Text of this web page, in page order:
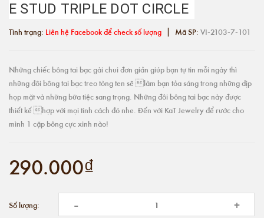
E STUD TRIPLE DOT CIRCLE
Tình trạng: Liên hệ Facebook để check số lượng | Mã SP: VI-2103-7-101
Những chiếc bông tai bạc gài chui đơn giản giúp bạn tự tin mỗi ngày thì
những đôi bông tai bạc treo tòng ten sẽ làm bạn tỏa sáng trong những dịp
họp mặt và những bữa tiệc sang trọng. Những đôi bông tai bạc này được
thiết kế hợp với mọi tính cách đó nhe. Đến với KaT Jewelry để rước cho
mình 1 cặp bông cực xinh nào!
290.000₫
Số lượng: - +